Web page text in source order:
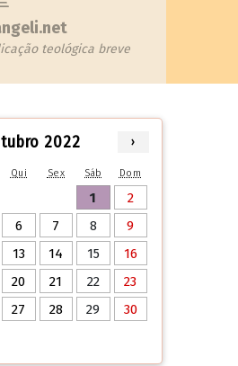
teológica breve
2022 ›
Qui Sex Sáb Dom
1
2
6 7 8
9
13 14 15
16
20 21 22
23
27 28 29
30